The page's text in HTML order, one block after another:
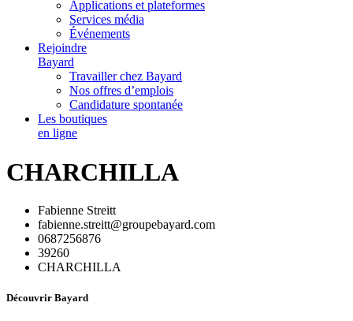
Applications et plateformes
Services média
Événements
Rejoindre
Bayard
Travailler chez Bayard
Nos offres d’emplois
Candidature spontanée
Les boutiques
en ligne
CHARCHILLA
Fabienne Streitt
fabienne.streitt@groupebayard.com
0687256876
39260
CHARCHILLA
Découvrir Bayard